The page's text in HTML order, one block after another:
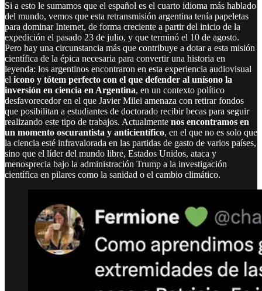
Si a esto le sumamos que el español es el cuarto idioma más hablado
del mundo, vemos que esta retransmisión argentina tenía papeletas
para dominar Internet, de forma creciente a partir del inicio de la
expedición el pasado 23 de julio, y que terminó el 10 de agosto.
Pero hay una circunstancia más que contribuye a dotar a esta misión
científica de la épica necesaria para convertir una historia en
leyenda: los argentinos encontraron en esta experiencia audiovisual
el icono y tótem perfecto con el que defender al unísono la
inversión en ciencia en Argentina, en un contexto político
desfavorecedor en el que Javier Milei amenaza con retirar fondos
que posibilitan a estudiantes de doctorado recibir becas para seguir
realizando este tipo de trabajos. Actualmente nos encontramos en
un momento oscurantista y anticientífico, en el que no es solo que
la ciencia esté infravalorada en las partidas de gasto de varios países,
sino que el líder del mundo libre, Estados Unidos, ataca y
menosprecia bajo la administración Trump a la investigación
científica en pilares como la sanidad o el cambio climático.